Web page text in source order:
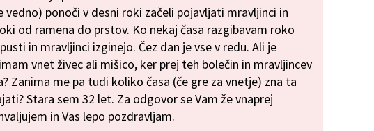
vedno) ponoči v desni roki začeli pojavljati mravljinci in
od ramena do prstov. Ko nekaj časa razgibavam roko
in mravljinci izginejo. Čez dan je vse v redu. Ali je
vnet živec ali mišico, ker prej teh bolečin in mravljincev
Zanima me pa tudi koliko časa (če gre za vnetje) zna ta
Stara sem 32 let. Za odgovor se Vam že vnaprej
in Vas lepo pozdravljam.